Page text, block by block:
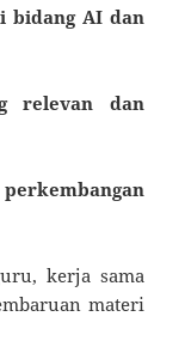
bidang AI dan
relevan dan
kerja sama
materi